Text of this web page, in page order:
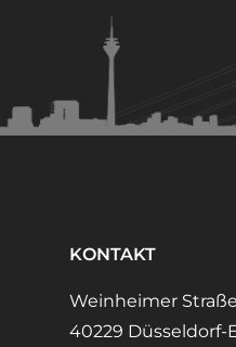
KONTAKT
Weinheimer
40229 Düsseldorf-